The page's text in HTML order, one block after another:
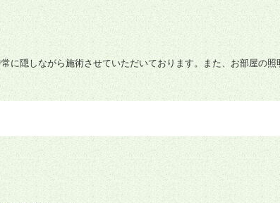
に隠しながら施術させていただいております。また、お部屋の照